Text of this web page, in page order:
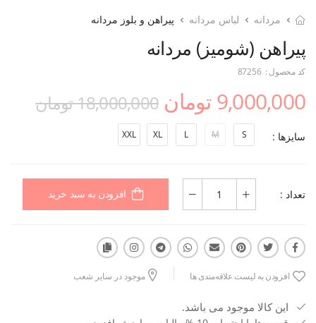
مردانه لباس مردانه پیراهن و بلوز مردانه
پیراهن (شومیز) مردانه
کد محصول : 87256
9,000,000 تومان 18,000,000 تومان
سایزها : S
M
L
XL
XXL
تعداد : افزودن به سبد خرید
افزودن به لیست علاقه‌مندی ها موجود در سایر شعب
این کالا موجود می باشد.